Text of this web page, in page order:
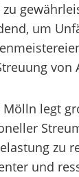
zu
um
Mölln legt
zu
und